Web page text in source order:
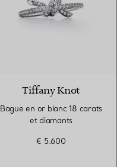
Tiffany Knot
Bague en or blanc 18 carats
et diamants
€ 5.600